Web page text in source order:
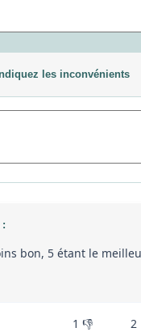
les inconvénients
:
bon, 5 étant le
1 👎 2